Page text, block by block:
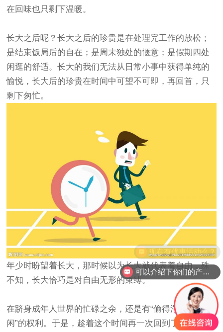
在回味也只剩下温暖。
长大之后呢？长大之后的珍贵是在处理完工作的放松；
是结束饭局后的自在；是周末独处的惬意；是假期四处
闲逛的舒适。长大的我们无法从日常小事中获得单纯的
愉悦，长大后的珍贵在时间中可望不可即，再回首，只
剩下匆忙。
年少时盼望着长大，那时候以为长大就代表着自由，殊
不知，长大恰巧是对自由无形的束缚。
在跻身成年人世界的忙碌之余，还是有“偷得浮生半日
闲”的权利。于是，趁着这个时间再一次回到了老家，去
可以介绍下你们的产品么？
现在有优惠活动么？